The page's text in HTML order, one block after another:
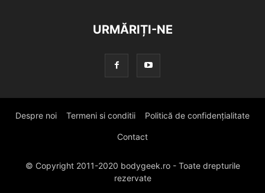
URMĂRIȚI-NE
Despre noi Termeni si conditii Politică de confidențialitate
Contact
© Copyright 2011-2020 bodygeek.ro - Toate drepturile
rezervate